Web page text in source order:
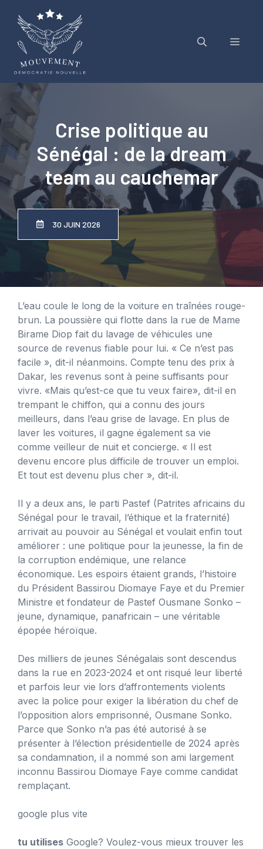
contenu
Menu
Crise politique au
Sénégal : de la dream
team au cauchemar
30 JUIN 2026
L’eau coule le long de la voiture en traînées rouge-
brun. La poussière qui flotte dans la rue de Mame
Birame Diop fait du lavage de véhicules une
source de revenus fiable pour lui. « Ce n’est pas
facile », dit-il néanmoins. Compte tenu des prix à
Dakar, les revenus sont à peine suffisants pour
vivre. «Mais qu’est-ce que tu veux faire», dit-il en
trempant le chiffon, qui a connu des jours
meilleurs, dans l’eau grise de lavage. En plus de
laver les voitures, il gagne également sa vie
comme veilleur de nuit et concierge. « Il est
devenu encore plus difficile de trouver un emploi.
Et tout est devenu plus cher », dit-il.
Il y a deux ans, le parti Pastef (Patrites africains du
Sénégal pour le travail, l’éthique et la fraternité)
arrivait au pouvoir au Sénégal et voulait enfin tout
améliorer : une politique pour la jeunesse, la fin de
la corruption endémique, une relance
économique. Les espoirs étaient grands, l’histoire
du Président Bassirou Diomaye Faye et du Premier
Ministre et fondateur de Pastef Ousmane Sonko –
jeune, dynamique, panafricain – une véritable
épopée héroïque.
Des milliers de jeunes Sénégalais sont descendus
dans la rue en 2023-2024 et ont risqué leur liberté
et parfois leur vie lors d’affrontements violents
avec la police pour exiger la libération du chef de
l’opposition alors emprisonné, Ousmane Sonko.
Parce que Sonko n’a pas été autorisé à se
présenter à l’élection présidentielle de 2024 après
sa condamnation, il a nommé son ami largement
inconnu Bassirou Diomaye Faye comme candidat
remplaçant.
google plus vite
tu utilises Google? Voulez-vous mieux trouver les